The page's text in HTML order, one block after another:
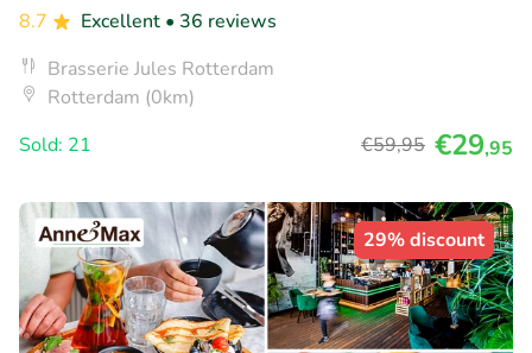
8.7
Excellent • 36 reviews
Brasserie Jules Rotterdam
Rotterdam (0km)
Sold: 21
€59,95 €29,95
29% discount